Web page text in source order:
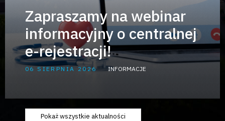
Zapraszamy na webinar
informacyjny o centralnej
e-rejestracji!
06 SIERPNIA 2026 INFORMACJE
Pokaż wszystkie aktualności